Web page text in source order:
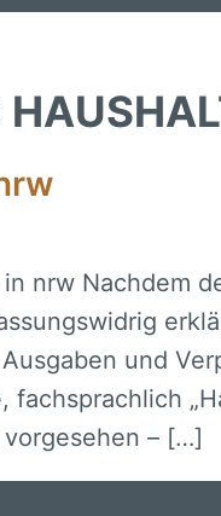
nrw Nachdem
und
fachsprachlich
– […]